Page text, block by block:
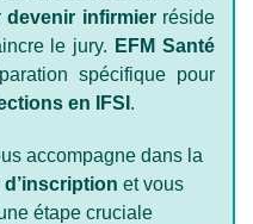
devenir infirmierréside
le jury. EFM Santé
spécifique pour
en IFSI .
accompagne dans la
et vous
étape cruciale